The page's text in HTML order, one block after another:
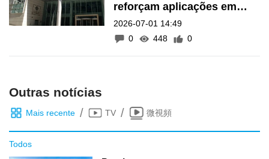
reforçam aplicações em
dívida de longo prazo no
exterior
2026-07-01 14:49
0
448 0
Outras notícias
Mais recente / TV / 微視頻
Todos